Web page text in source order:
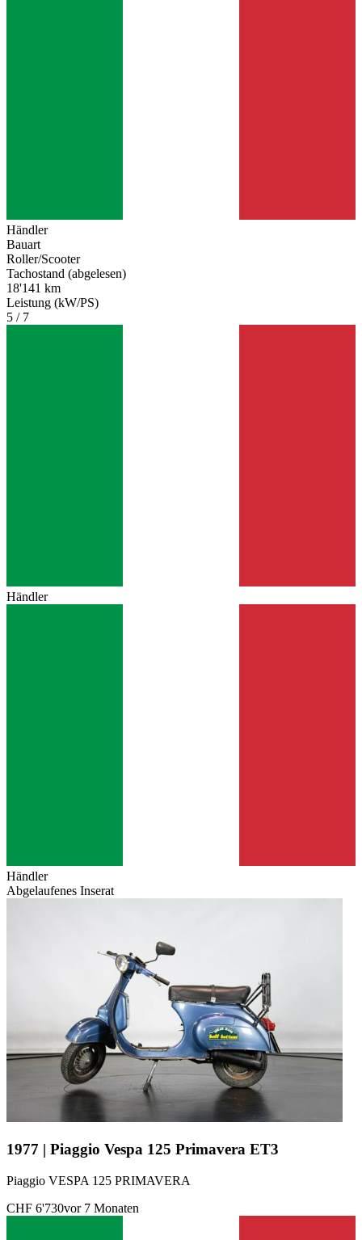
Händler
Bauart
Roller/Scooter
Tachostand (abgelesen)
18'141 km
Leistung (kW/PS)
5 / 7
Händler
Händler
Abgelaufenes Inserat
1977 | Piaggio Vespa 125 Primavera ET3
Piaggio VESPA 125 PRIMAVERA
CHF 6'730vor 7 Monaten